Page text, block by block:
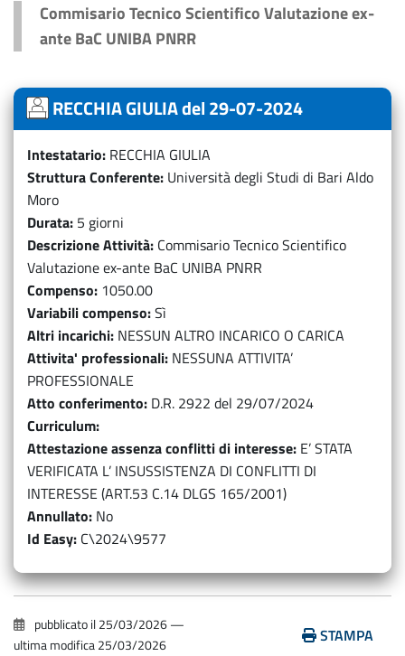
Commisario Tecnico Scientifico Valutazione ex-
ante BaC UNIBA PNRR
RECCHIA GIULIA del 29-07-2024
Intestatario RECCHIA GIULIA
Struttura Conferente Università degli Studi di Bari Aldo
Moro
Durata 5 giorni
Descrizione Attività Commisario Tecnico Scientifico
Valutazione ex-ante BaC UNIBA PNRR
Compenso 1050.00
Variabili compenso Sì
Altri incarichi NESSUN ALTRO INCARICO O CARICA
Attivita' professionali NESSUNA ATTIVITA’
PROFESSIONALE
Atto conferimento D.R. 2922 del 29/07/2024
Curriculum
Attestazione assenza conflitti di interesse E’ STATA
VERIFICATA L’ INSUSSISTENZA DI CONFLITTI DI
INTERESSE (ART.53 C.14 DLGS 165/2001)
Annullato No
Id Easy C\2024\9577
pubblicato il25/03/2026—
ultima modifica25/03/2026 STAMPA